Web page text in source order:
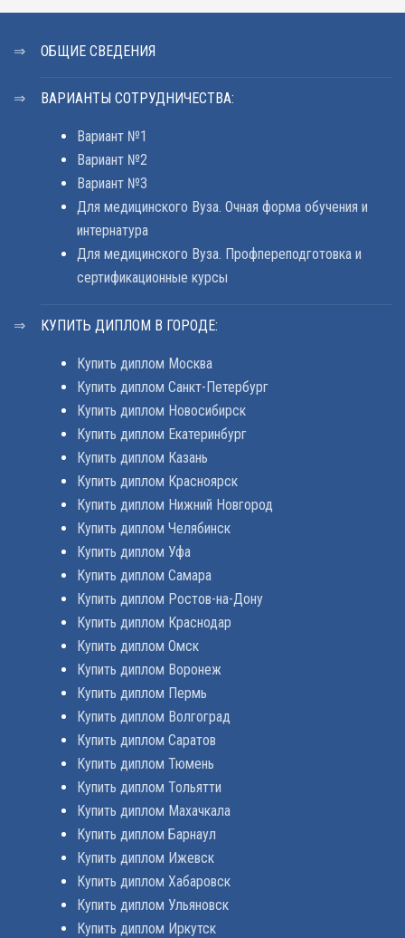
ОБЩИЕ СВЕДЕНИЯ
ВАРИАНТЫ СОТРУДНИЧЕСТВА:
Вариант №1
Вариант №2
Вариант №3
Для медицинского Вуза. Очная форма обучения и
интернатура
Для медицинского Вуза. Профпереподготовка и
сертификационные курсы
КУПИТЬ ДИПЛОМ В ГОРОДЕ:
Купить диплом Москва
Купить диплом Санкт-Петербург
Купить диплом Новосибирск
Купить диплом Екатеринбург
Купить диплом Казань
Купить диплом Красноярск
Купить диплом Нижний Новгород
Купить диплом Челябинск
Купить диплом Уфа
Купить диплом Самара
Купить диплом Ростов-на-Дону
Купить диплом Краснодар
Купить диплом Омск
Купить диплом Воронеж
Купить диплом Пермь
Купить диплом Волгоград
Купить диплом Саратов
Купить диплом Тюмень
Купить диплом Тольятти
Купить диплом Махачкала
Купить диплом Барнаул
Купить диплом Ижевск
Купить диплом Хабаровск
Купить диплом Ульяновск
Купить диплом Иркутск